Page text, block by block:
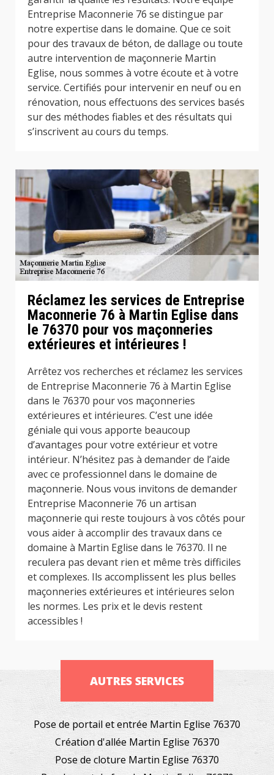
Entreprise Maconnerie 76 se distingue par
notre expertise dans le domaine. Que ce soit
pour des travaux de béton, de dallage ou toute
autre intervention de maçonnerie Martin
Eglise, nous sommes à votre écoute et à votre
service. Certifiés pour intervenir en neuf ou en
rénovation, nous effectuons des services basés
sur des méthodes fiables et des résultats qui
s’inscrivent au cours du temps.
Réclamez les services de Entreprise
Maconnerie 76 à Martin Eglise dans
le 76370 pour vos maçonneries
extérieures et intérieures !
Arrêtez vos recherches et réclamez les services
de Entreprise Maconnerie 76 à Martin Eglise
dans le 76370 pour vos maçonneries
extérieures et intérieures. C’est une idée
géniale qui vous apporte beaucoup
d’avantages pour votre extérieur et votre
intérieur. N’hésitez pas à demander de l’aide
avec ce professionnel dans le domaine de
maçonnerie. Nous vous invitons de demander
Entreprise Maconnerie 76 un artisan
maçonnerie qui reste toujours à vos côtés pour
vous aider à accomplir des travaux dans ce
domaine à Martin Eglise dans le 76370. Il ne
reculera pas devant rien et même très difficiles
et complexes. Ils accomplissent les plus belles
maçonneries extérieures et intérieures selon
les normes. Les prix et le devis restent
accessibles !
AUTRES SERVICES
Pose de portail et entrée Martin Eglise 76370
Création d'allée Martin Eglise 76370
Pose de cloture Martin Eglise 76370